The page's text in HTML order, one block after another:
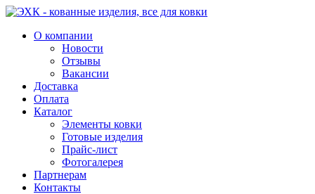
О компании
Новости
Отзывы
Вакансии
Доставка
Оплата
Каталог
Элементы ковки
Готовые изделия
Прайс-лист
Фотогалерея
Партнерам
Контакты